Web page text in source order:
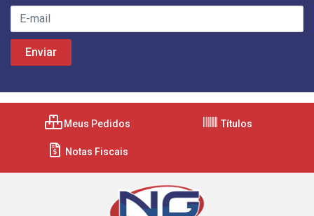
Meus Pedidos Títulos
Notas Fiscais